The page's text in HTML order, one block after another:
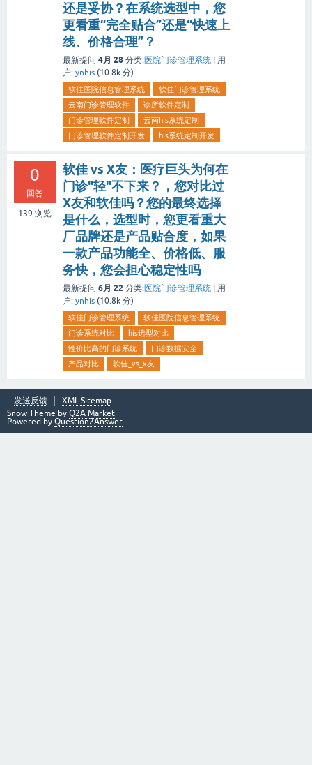
还是妥协？在系统选型中，您
更看重“完全贴合”还是“快速上
线、价格合理”？
最新提问 4月 28 分类:医院门诊管理系统
用
户: ynhis (10.8k 分)
软佳医院信息管理系统
软佳门诊管理系统
云南门诊管理软件
诊所软件定制
门诊管理软件定制
云南his系统定制
门诊管理软件定制开发
his系统定制开发
0
回答
139 浏览
软佳 vs X友：医疗巨头为何在
门诊"轻"不下来？，您对比过
X友和软佳吗？您的最终选择
是什么，选型时，您更看重大
厂品牌还是产品贴合度，如果
一款产品功能全、价格低、服
务快，您会担心稳定性吗
最新提问 6月 22 分类:医院门诊管理系统
用
户: ynhis (10.8k 分)
软佳门诊管理系统
软佳医院信息管理系统
门诊系统对比
his选型对比
性价比高的门诊系统
门诊数据安全
产品对比
软佳_vs_x友
发送反馈
XML Sitemap
Snow Theme by Q2A Market
Powered by Question2Answer